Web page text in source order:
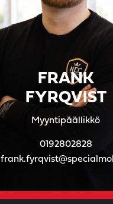
FRANK
FYRQVIST
Myyntipäällikkö
0192802828